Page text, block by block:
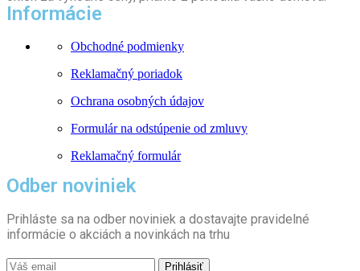
Informácie
Obchodné podmienky
Reklamačný poriadok
Ochrana osobných údajov
Formulár na odstúpenie od zmluvy
Reklamačný formulár
Odber noviniek
Prihláste sa na odber noviniek a dostavajte pravidelné
informácie o akciách a novinkách na trhu